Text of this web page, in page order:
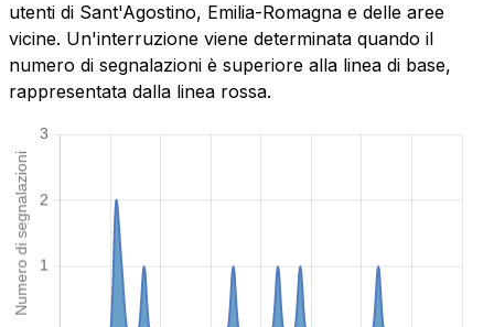
utenti di Sant'Agostino, Emilia-Romagna e delle aree
vicine. Un'interruzione viene determinata quando il
numero di segnalazioni è superiore alla linea di base,
rappresentata dalla linea rossa.